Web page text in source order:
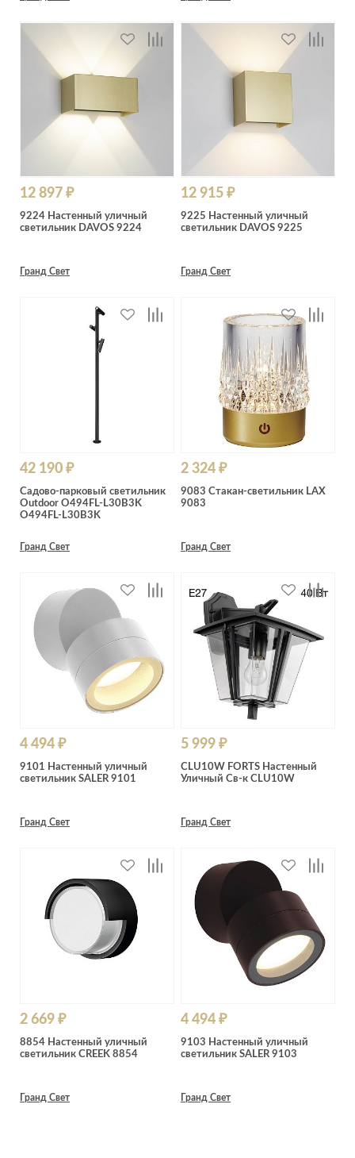
12 897 ₽
9224 Настенный уличный
светильник DAVOS 9224
Гранд Свет
12 915 ₽
9225 Настенный уличный
светильник DAVOS 9225
Гранд Свет
42 190 ₽
Садово-парковый светильник
Outdoor O494FL-L30B3K
O494FL-L30B3K
Гранд Свет
2 324 ₽
9083 Стакан-светильник LAX
9083
Гранд Свет
4 494 ₽
9101 Настенный уличный
светильник SALER 9101
Гранд Свет
5 999 ₽
CLU10W FORTS Настенный
Уличный Св-к CLU10W
Гранд Свет
2 669 ₽
8854 Настенный уличный
светильник CREEK 8854
Гранд Свет
4 494 ₽
9103 Настенный уличный
светильник SALER 9103
Гранд Свет